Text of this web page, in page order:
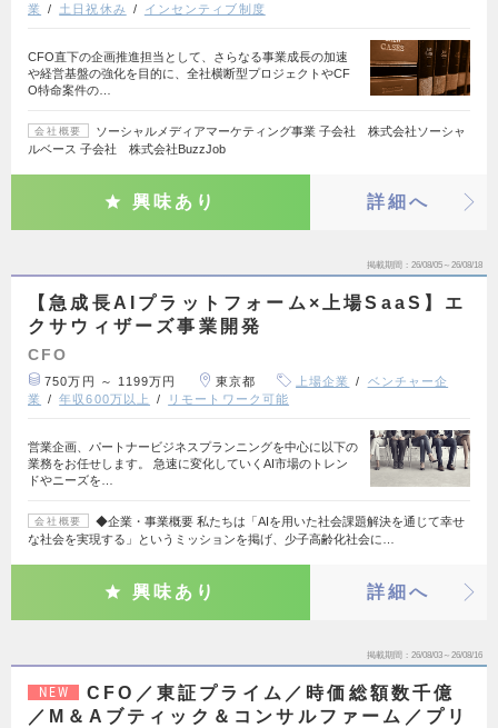
業
土日祝休み インセンティブ制度
CFO直下の企画推進担当として、さらなる事業成長の加速
や経営基盤の強化を目的に、全社横断型プロジェクトやCF
O特命案件の…
会社概要
ソーシャルメディアマーケティング事業 子会社 株式会社ソーシャ
ルベース 子会社 株式会社BuzzJob
興味あり 詳細へ
掲載期間 26/08/05～26/08/18
【急成長AIプラットフォーム×上場SaaS】エ
クサウィザーズ事業開発
CFO
750万円 ～ 1199万円 東京都 上場企業
ベンチャー企
業
年収600万以上 リモートワーク可能
営業企画、パートナービジネスプランニングを中心に以下の
業務をお任せします。 急速に変化していくAI市場のトレン
ドやニーズを…
会社概要
◆企業・事業概要 私たちは「AIを用いた社会課題解決を通じて幸せ
な社会を実現する」というミッションを掲げ、少子高齢化社会に…
興味あり 詳細へ
掲載期間 26/08/03～26/08/16
NEW
CFO／東証プライム／時価総額数千億
／M＆Aブティック＆コンサルファーム／プリ